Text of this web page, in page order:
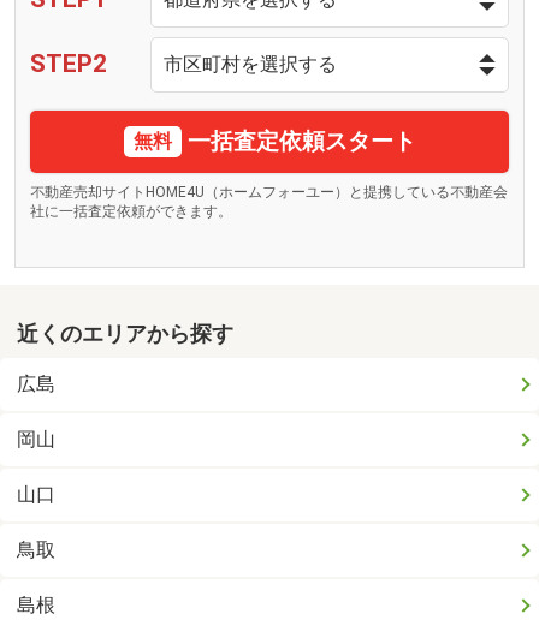
STEP2
無料 一括査定依頼スタート
不動産売却サイトHOME4U（ホームフォーユー）と提携している不動産会
社に一括査定依頼ができます。
近くのエリアから探す
広島
岡山
山口
鳥取
島根